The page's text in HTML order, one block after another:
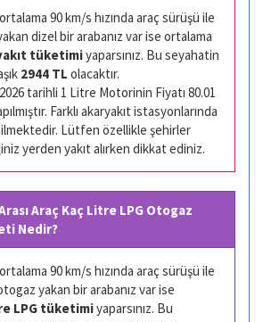
90 km/s hızında araç sürüşü ile
dizel bir arabanız var ise ortalama
tüketimiyaparsınız. Bu seyahatin
2944 TL olacaktır.
tarihli 1 Litre Motorinin Fiyatı 80.01
Farklı akaryakıt istasyonlarında
Lütfen özellikle şehirler
yerden yakıt alırken dikkat ediniz.
Araç Kaç Litre LPG Otogaz
Nedir?
90 km/s hızında araç sürüşü ile
yakan bir arabanız var ise
LPG tüketimiyaparsınız. Bu